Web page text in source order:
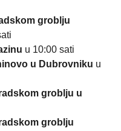
groblju
u 10:00 sati
u Dubrovniku u
groblju u
groblju